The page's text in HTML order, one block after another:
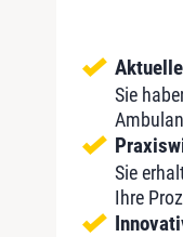
Sie
Sie
Ihre